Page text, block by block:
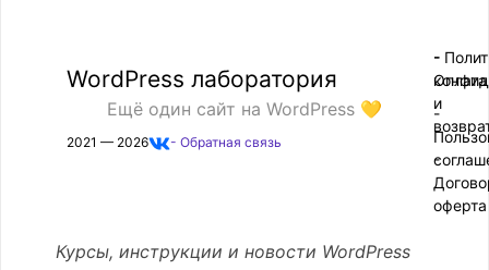
WordPress лаборатория
Ещё один сайт на WordPress 💛
2021 — 2026 - Обратная связь
-
-
-
Оплата
и
-
оферта
Курсы, инструкции и новости WordPress